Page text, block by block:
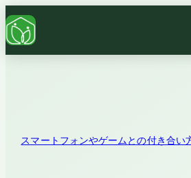
スマートフォンやゲームとの付き合い